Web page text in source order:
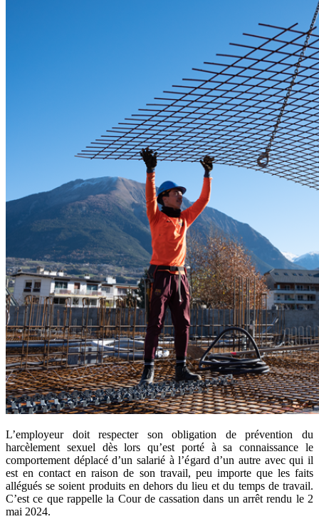
L’employeur doit respecter son obligation de prévention du
harcèlement sexuel dès lors qu’est porté à sa connaissance le
comportement déplacé d’un salarié à l’égard d’un autre avec qui il
est en contact en raison de son travail, peu importe que les faits
allégués se soient produits en dehors du lieu et du temps de travail.
C’est ce que rappelle la Cour de cassation dans un arrêt rendu le 2
mai 2024.